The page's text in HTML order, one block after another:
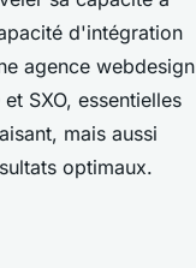
d'intégration
agence webdesign
SXO, essentielles
mais aussi
optimaux.